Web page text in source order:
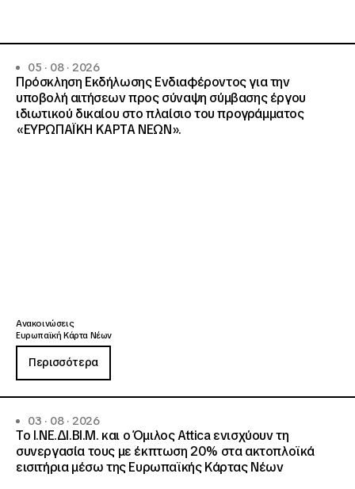
05 · 08 · 2026
Πρόσκληση Εκδήλωσης Ενδιαφέροντος για την
υποβολή αιτήσεων προς σύναψη σύμβασης έργου
ιδιωτικού δικαίου στο πλαίσιο του προγράμματος
«ΕΥΡΩΠΑΪΚΗ ΚΑΡΤΑ ΝΕΩΝ».
Ανακοινώσεις
Ευρωπαϊκή Κάρτα Νέων
Περισσότερα
03 · 08 · 2026
Το Ι.ΝΕ.ΔΙ.ΒΙ.Μ. και o Όμιλος Attica ενισχύουν τη
συνεργασία τους με έκπτωση 20% στα ακτοπλοϊκά
εισιτήρια μέσω της Ευρωπαϊκής Κάρτας Νέων